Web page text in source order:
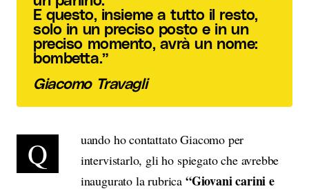
E questo, insieme a tutto il resto,
solo in un preciso posto e in un
preciso momento, avrà un nome:
bombetta.”
Giacomo Travagli
Q
uando ho contattato Giacomo per
intervistarlo, gli ho spiegato che avrebbe
inaugurato la rubrica “Giovani carini e